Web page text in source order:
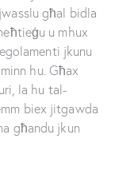
għal bidla
u mhux
jkunu
hu. Għax
la hu tal-
biex jitgawda
għandu jkun